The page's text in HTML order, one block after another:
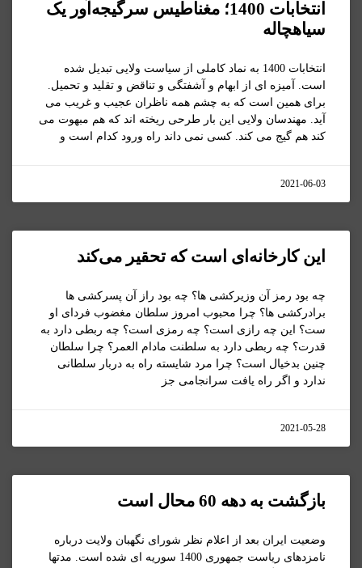
انتخابات 1400؛ مغناطیس سرگیجه‌آور یک
سیاهچاله
انتخابات 1400 به نماد کاملی از سیاست ولایی تبدیل شده
است. آمیزه ای از ابهام و آشفتگی و تناقض و تقلید و تحمیل.
برای همین است که به چشم همه ناظران عجیب و غریب می
آید. مهندسان ولایی این بار طرحی ریخته اند که هم مبهوت می
کند هم گیج می کند. کسی نمی داند راه ورود کدام است و
2021-06-03
این کارخانه‌ای است که تحقیر می‌کند
چه بود رمز آن وزیرکشی ها؟ چه بود راز آن پسرکشی ها
برادرکشی ها؟ چرا محبوب امروز سلطان مغضوب فردای او
ست؟ این چه رازی است؟ چه رمزی است؟ چه ربطی دارد به
قدرت؟ چه ربطی دارد به سلطنت مادام العمر؟ چرا سلطان
چنین بدخیال است؟ چرا مرد شایسته راه به دربار سلطانی
ندارد و اگر راه یافت سرانجامی جز
2021-05-28
بازگشت به دهه 60 محال است
وضعیت ایران بعد از اعلام نظر شورای نگهبان ولایت درباره
نامزدهای ریاست جمهوری 1400 سوریه ای شده است. مدتها